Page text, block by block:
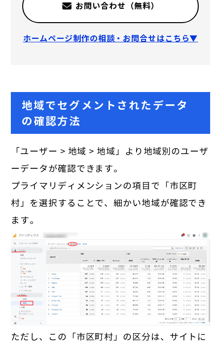
お問い合わせ（無料）
ホームページ制作の相談・お問合せはこちら▼
地域でセグメントされたデータ
の確認方法
「ユーザー > 地域 > 地域」より地域別のユーザ
ーデータが確認できます。
プライマリディメンションの項目で「市区町
村」を選択することで、細かい地域が確認でき
ます。
ただし、この「市区町村」の区分は、サイトに